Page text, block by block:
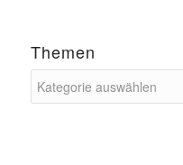
Themen